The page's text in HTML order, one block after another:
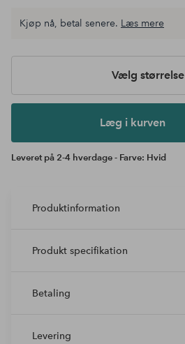
størrelse
Læg i
Kjøp nå, betal senere. Læs mere
Vælg størrelse
Læg i kurven
Leveret på 2-4 hverdage - Farve: Hvid
Produktinformation
Produkt specifikation
Betaling
Levering